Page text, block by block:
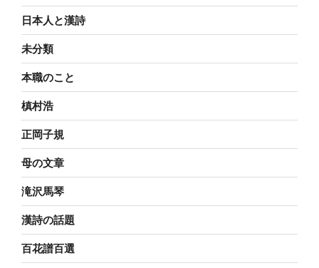
日本人と漢詩
未分類
本職のこと
槙村浩
正岡子規
母の文章
滝沢馬琴
漢詩の話題
百花譜百選